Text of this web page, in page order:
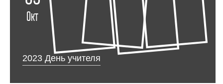
Окт
2023 День учителя